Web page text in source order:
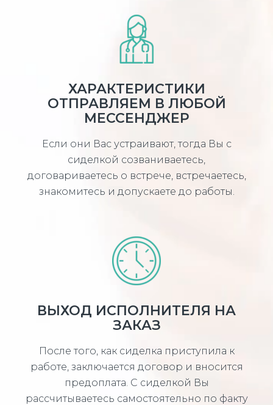
ХАРАКТЕРИСТИКИ
ОТПРАВЛЯЕМ В ЛЮБОЙ
МЕССЕНДЖЕР
Если они Вас устраивают, тогда Вы с
сиделкой созваниваетесь,
договариваетесь о встрече, встречаетесь,
знакомитесь и допускаете до работы.
ВЫХОД ИСПОЛНИТЕЛЯ НА
ЗАКАЗ
После того, как сиделка приступила к
работе, заключается договор и вносится
предоплата. С сиделкой Вы
рассчитываетесь самостоятельно по факту